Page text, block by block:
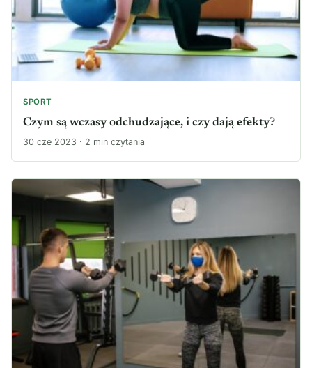
SPORT
Czym są wczasy odchudzające, i czy dają efekty?
30 cze 2023 · 2 min czytania